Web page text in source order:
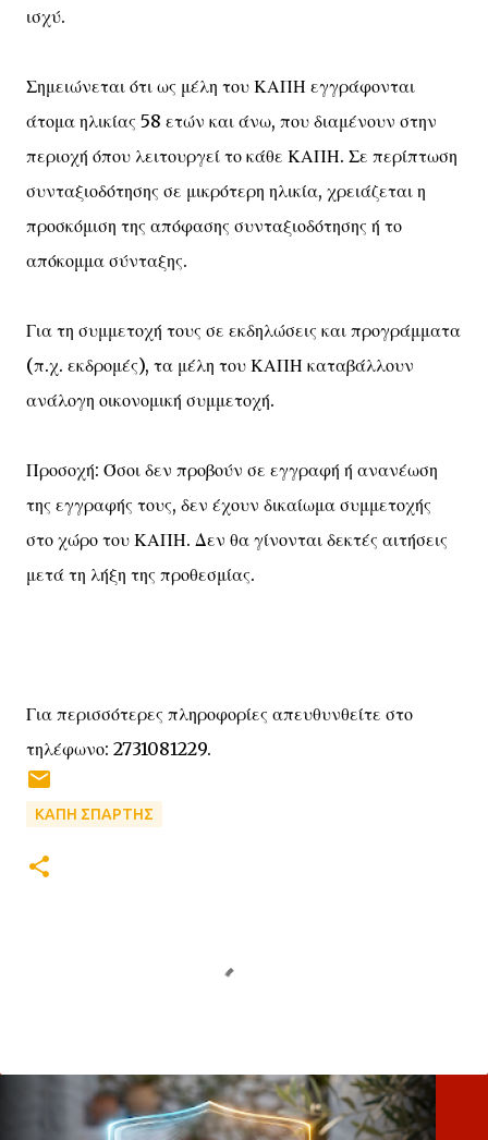
ισχύ.
Σημειώνεται ότι ως μέλη του ΚΑΠΗ εγγράφονται
άτομα ηλικίας 58 ετών και άνω, που διαμένουν στην
περιοχή όπου λειτουργεί το κάθε ΚΑΠΗ. Σε περίπτωση
συνταξιοδότησης σε μικρότερη ηλικία, χρειάζεται η
προσκόμιση της απόφασης συνταξιοδότησης ή το
απόκομμα σύνταξης.
Για τη συμμετοχή τους σε εκδηλώσεις και προγράμματα
(π.χ. εκδρομές), τα μέλη του ΚΑΠΗ καταβάλλουν
ανάλογη οικονομική συμμετοχή.
Προσοχή: Όσοι δεν προβούν σε εγγραφή ή ανανέωση
της εγγραφής τους, δεν έχουν δικαίωμα συμμετοχής
στο χώρο του ΚΑΠΗ. Δεν θα γίνονται δεκτές αιτήσεις
μετά τη λήξη της προθεσμίας.
Για περισσότερες πληροφορίες απευθυνθείτε στο
τηλέφωνο: 2731081229.
ΚΑΠΗ ΣΠΑΡΤΗΣ
λ